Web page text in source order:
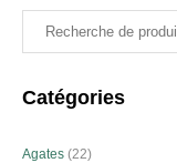
Catégories
Agates 22